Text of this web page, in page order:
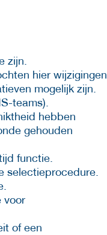
zijn.
hier wijzigingen
mogelijk zijn.
teams).
hebben
gehouden
functie.
selectieprocedure.
voor
of een